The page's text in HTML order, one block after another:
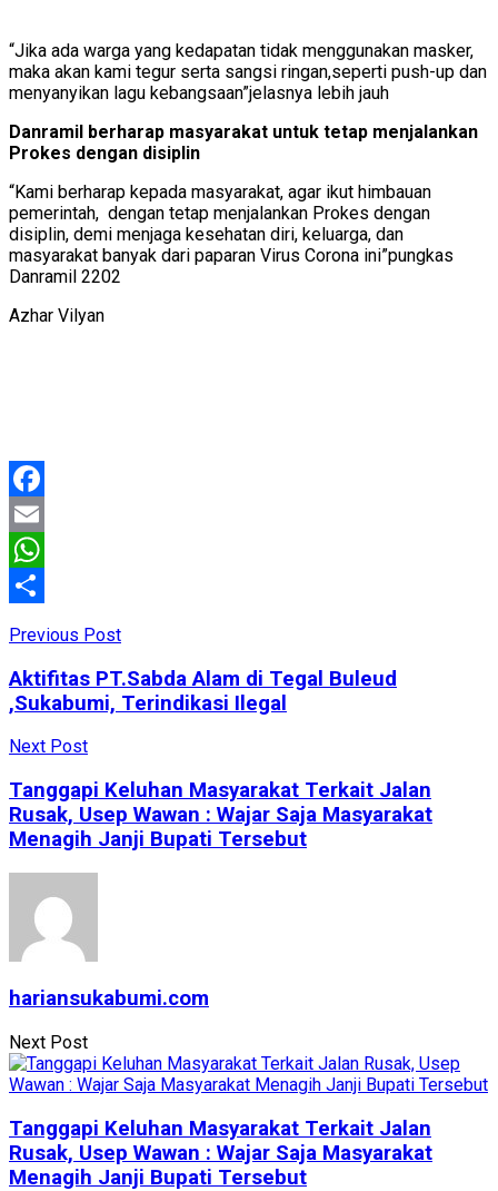
“Jika ada warga yang kedapatan tidak menggunakan masker,
maka akan kami tegur serta sangsi ringan,seperti push-up dan
menyanyikan lagu kebangsaan”jelasnya lebih jauh
Danramil berharap masyarakat untuk tetap menjalankan
Prokes dengan disiplin
“Kami berharap kepada masyarakat, agar ikut himbauan
pemerintah, dengan tetap menjalankan Prokes dengan
disiplin, demi menjaga kesehatan diri, keluarga, dan
masyarakat banyak dari paparan Virus Corona ini”pungkas
Danramil 2202
Azhar Vilyan
Facebook
Email
WhatsApp
Previous Post
Aktifitas PT.Sabda Alam di Tegal Buleud
,Sukabumi, Terindikasi Ilegal
Next Post
Tanggapi Keluhan Masyarakat Terkait Jalan
Rusak, Usep Wawan : Wajar Saja Masyarakat
Menagih Janji Bupati Tersebut
hariansukabumi.com
Next Post
Tanggapi Keluhan Masyarakat Terkait Jalan
Rusak, Usep Wawan : Wajar Saja Masyarakat
Menagih Janji Bupati Tersebut